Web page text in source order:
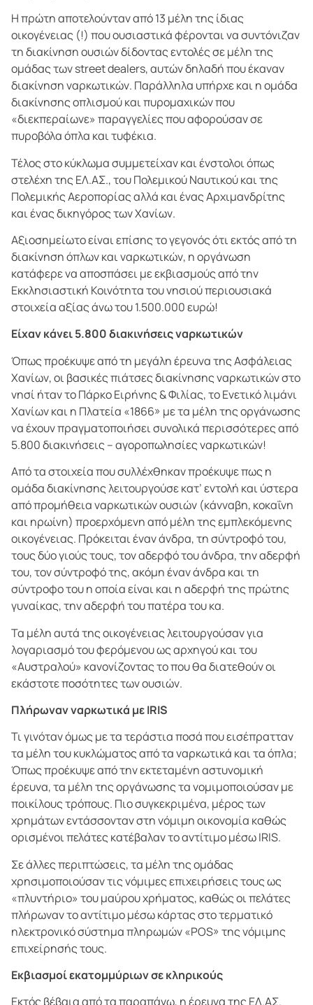
Η πρώτη αποτελούνταν από 13 μέλη της ίδιας
οικογένειας (!) που ουσιαστικά φέρονται να συντόνιζαν
τη διακίνηση ουσιών δίδοντας εντολές σε μέλη της
ομάδας των street dealers, αυτών δηλαδή που έκαναν
διακίνηση ναρκωτικών. Παράλληλα υπήρχε και η ομάδα
διακίνησης οπλισμού και πυρομαχικών που
«διεκπεραίωνε» παραγγελίες που αφορούσαν σε
πυροβόλα όπλα και τυφέκια.
Τέλος στο κύκλωμα συμμετείχαν και ένστολοι όπως
στελέχη της ΕΛ.ΑΣ., του Πολεμικού Ναυτικού και της
Πολεμικής Αεροπορίας αλλά και ένας Αρχιμανδρίτης
και ένας δικηγόρος των Χανίων.
Αξιοσημείωτο είναι επίσης το γεγονός ότι εκτός από τη
διακίνηση όπλων και ναρκωτικών, η οργάνωση
κατάφερε να αποσπάσει με εκβιασμούς από την
Εκκλησιαστική Κοινότητα του νησιού περιουσιακά
στοιχεία αξίας άνω του 1.500.000 ευρώ!
Είχαν κάνει 5.800 διακινήσεις ναρκωτικών
Όπως προέκυψε από τη μεγάλη έρευνα της Ασφάλειας
Χανίων, οι βασικές πιάτσες διακίνησης ναρκωτικών στο
νησί ήταν το Πάρκο Ειρήνης & Φιλίας, το Ενετικό λιμάνι
Χανίων και η Πλατεία «1866» με τα μέλη της οργάνωσης
να έχουν πραγματοποιήσει συνολικά περισσότερες από
5.800 διακινήσεις – αγοροπωλησίες ναρκωτικών!
Από τα στοιχεία που συλλέχθηκαν προέκυψε πως η
ομάδα διακίνησης λειτουργούσε κατ’ εντολή και ύστερα
από προμήθεια ναρκωτικών ουσιών (κάνναβη, κοκαΐνη
και ηρωίνη) προερχόμενη από μέλη της εμπλεκόμενης
οικογένειας. Πρόκειται έναν άνδρα, τη σύντροφό του,
τους δύο γιούς τους, τον αδερφό του άνδρα, την αδερφή
του, τον σύντροφό της, ακόμη έναν άνδρα και τη
σύντροφο του η οποία είναι και η αδερφή της πρώτης
γυναίκας, την αδερφή του πατέρα του κα.
Τα μέλη αυτά της οικογένειας λειτουργούσαν για
λογαριασμό του φερόμενου ως αρχηγού και του
«Αυστραλού» κανονίζοντας το που θα διατεθούν οι
εκάστοτε ποσότητες των ουσιών.
Πλήρωναν ναρκωτικά με IRIS
Τι γινόταν όμως με τα τεράστια ποσά που εισέπρατταν
τα μέλη του κυκλώματος από τα ναρκωτικά και τα όπλα;
Όπως προέκυψε από την εκτεταμένη αστυνομική
έρευνα, τα μέλη της οργάνωσης τα νομιμοποιούσαν με
ποικίλους τρόπους. Πιο συγκεκριμένα, μέρος των
χρημάτων εντάσσονταν στη νόμιμη οικονομία καθώς
ορισμένοι πελάτες κατέβαλαν το αντίτιμο μέσω IRIS.
Σε άλλες περιπτώσεις, τα μέλη της ομάδας
χρησιμοποιούσαν τις νόμιμες επιχειρήσεις τους ως
«πλυντήριο» του μαύρου χρήματος, καθώς οι πελάτες
πλήρωναν το αντίτιμο μέσω κάρτας στο τερματικό
ηλεκτρονικό σύστημα πληρωμών «POS» της νόμιμης
επιχείρησής τους.
Εκβιασμοί εκατομμύριων σε κληρικούς
Εκτός βέβαια από τα παραπάνω, η έρευνα της ΕΛ.ΑΣ.